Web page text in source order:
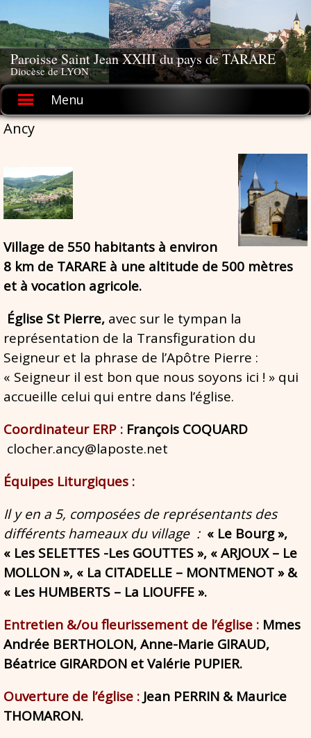
to
content
Paroisse Saint Jean XXIII du pays de TARARE
Diocèse de LYON
Menu
Ancy
Village de 550 habitants à environ
8 km de TARARE à une altitude de 500 mètres
et à vocation agricole.
Église St Pierre, avec sur le tympan la
représentation de la Transfiguration du
Seigneur et la phrase de l’Apôtre Pierre :
« Seigneur il est bon que nous soyons ici ! » qui
accueille celui qui entre dans l’église.
Coordinateur ERP : François COQUARD
clocher.ancy@laposte.net
Équipes Liturgiques :
Il y en a 5, composées de représentants des
différents hameaux du village : « Le Bourg »,
« Les SELETTES -Les GOUTTES », « ARJOUX – Le
MOLLON », « La CITADELLE – MONTMENOT » &
« Les HUMBERTS – La LIOUFFE ».
Entretien &/ou fleurissement de l’église : Mmes
Andrée BERTHOLON, Anne-Marie GIRAUD,
Béatrice GIRARDON et Valérie PUPIER.
Ouverture de l’église : Jean PERRIN & Maurice
THOMARON.